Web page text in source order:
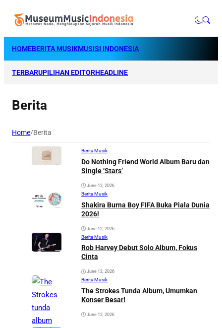
HOMEBERITA MUSIKMUSISI INDONESIA
TERBARUPILIHAN EDITORHEADLINE
Berita
Home/Berita
Berita Musik
Do Nothing Friend World Album Baru dan
Single ‘Stars’
June 12, 2026
Berita Musik
Shakira Burna Boy FIFA Buka Piala Dunia
2026!
June 12, 2026
Berita Musik
Rob Harvey Debut Solo Album, Fokus
Cinta
June 12, 2026
Berita Musik
The Strokes Tunda Album, Umumkan
Konser Besar!
June 12, 2026